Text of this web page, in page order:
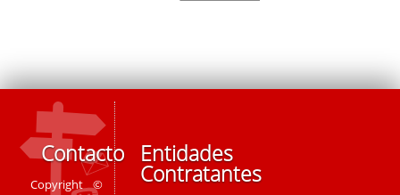
Contacto
Copyright ©
Entidades
Contratantes